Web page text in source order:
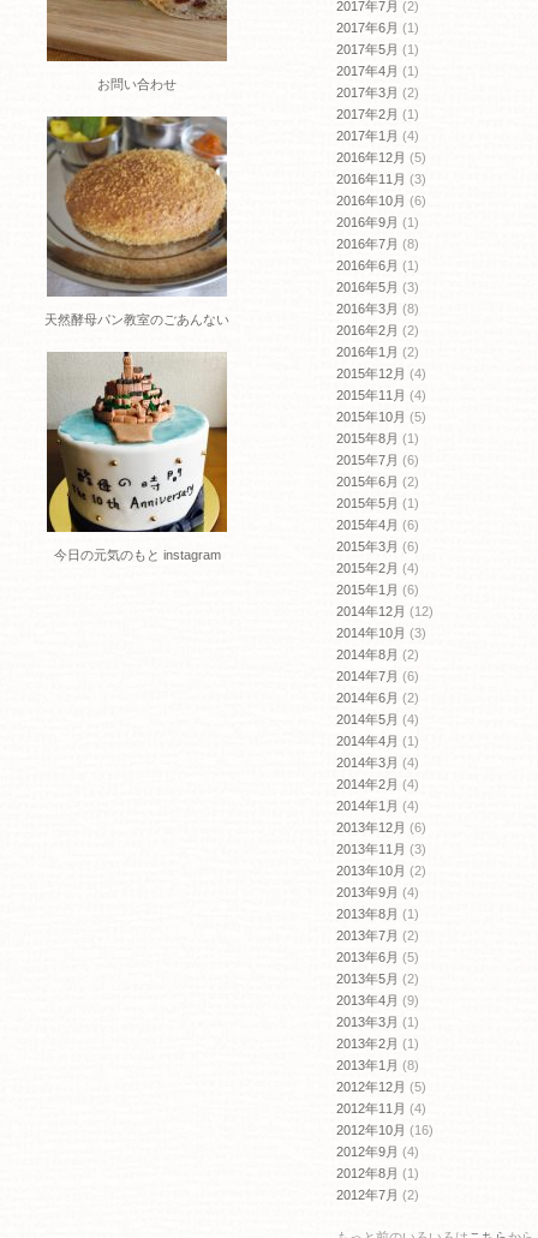
お問い合わせ
天然酵母パン教室のごあんない
今日の元気のもと instagram
2017年7月 (2)
2017年6月 (1)
2017年5月 (1)
2017年4月 (1)
2017年3月 (2)
2017年2月 (1)
2017年1月 (4)
2016年12月 (5)
2016年11月 (3)
2016年10月 (6)
2016年9月 (1)
2016年7月 (8)
2016年6月 (1)
2016年5月 (3)
2016年3月 (8)
2016年2月 (2)
2016年1月 (2)
2015年12月 (4)
2015年11月 (4)
2015年10月 (5)
2015年8月 (1)
2015年7月 (6)
2015年6月 (2)
2015年5月 (1)
2015年4月 (6)
2015年3月 (6)
2015年2月 (4)
2015年1月 (6)
2014年12月 (12)
2014年10月 (3)
2014年8月 (2)
2014年7月 (6)
2014年6月 (2)
2014年5月 (4)
2014年4月 (1)
2014年3月 (4)
2014年2月 (4)
2014年1月 (4)
2013年12月 (6)
2013年11月 (3)
2013年10月 (2)
2013年9月 (4)
2013年8月 (1)
2013年7月 (2)
2013年6月 (5)
2013年5月 (2)
2013年4月 (9)
2013年3月 (1)
2013年2月 (1)
2013年1月 (8)
2012年12月 (5)
2012年11月 (4)
2012年10月 (16)
2012年9月 (4)
2012年8月 (1)
2012年7月 (2)